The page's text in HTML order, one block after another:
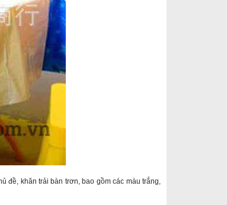
đề, khăn trải bàn trơn, bao gồm các màu trắng,